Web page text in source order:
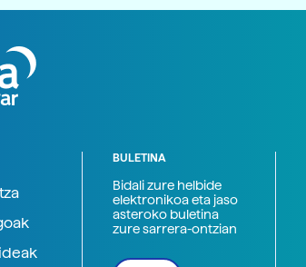
BULETINA
Bidali zure helbide
elektronikoa eta jaso
asteroko buletina
zure sarrera-ontzian